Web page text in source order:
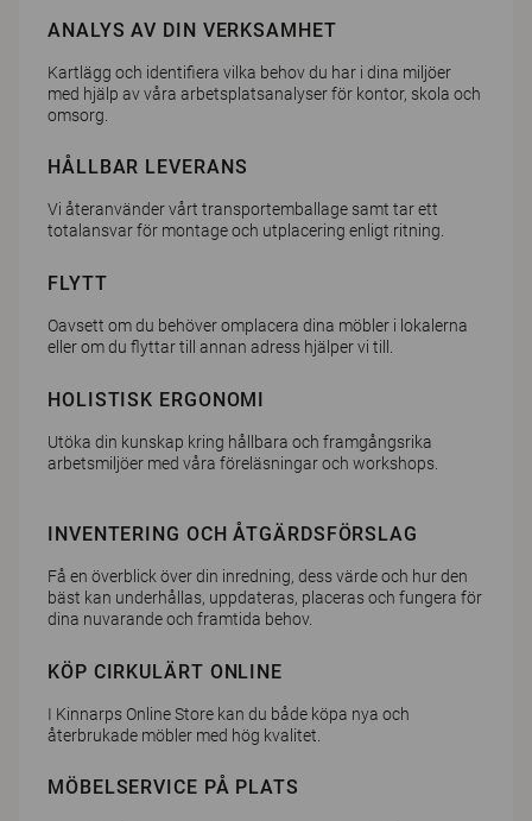
ANALYS AV DIN VERKSAMHET
Kartlägg och identifiera vilka behov du har i dina miljöer
med hjälp av våra arbetsplatsanalyser för kontor, skola och
omsorg.
HÅLLBAR LEVERANS
Vi återanvänder vårt transportemballage samt tar ett
totalansvar för montage och utplacering enligt ritning.
FLYTT
Oavsett om du behöver omplacera dina möbler i lokalerna
eller om du flyttar till annan adress hjälper vi till.
HOLISTISK ERGONOMI
Utöka din kunskap kring hållbara och framgångsrika
arbetsmiljöer med våra föreläsningar och workshops.
INVENTERING OCH ÅTGÄRDSFÖRSLAG
Få en överblick över din inredning, dess värde och hur den
bäst kan underhållas, uppdateras, placeras och fungera för
dina nuvarande och framtida behov.
KÖP CIRKULÄRT ONLINE
I Kinnarps Online Store kan du både köpa nya och
återbrukade möbler med hög kvalitet.
MÖBELSERVICE PÅ PLATS